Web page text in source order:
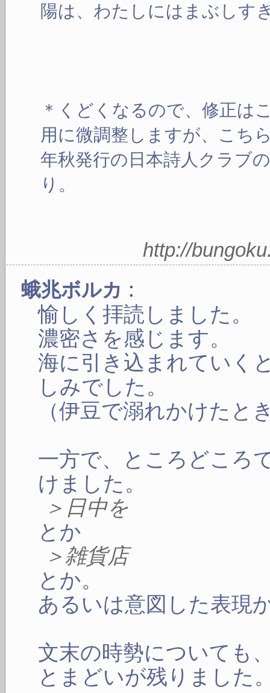
陽は、わたしにはまぶしす
＊くどくなるので、修正は
用に微調整しますが、こち
年秋発行の日本詩人クラブ
り。
http://
蛾兆ボルカ :
愉しく拝読しました。
濃密さを感じます。
海に引き込まれていく
しみでした。
（伊豆で溺れかけたと
一方で、ところどころ
けました。
＞日中を
とか
＞雑貨店
とか。
あるいは意図した表現
文末の時勢についても
とまどいが残りました